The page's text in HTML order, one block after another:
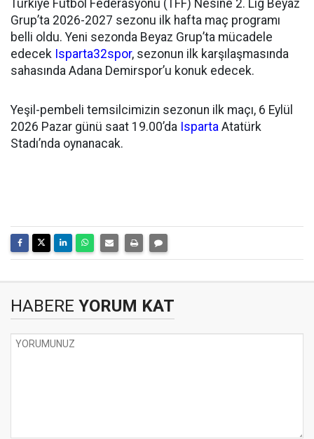
Türkiye Futbol Federasyonu (TFF) Nesine 2. Lig Beyaz
Grup’ta 2026-2027 sezonu ilk hafta maç programı
belli oldu. Yeni sezonda Beyaz Grup’ta mücadele
edecek Isparta32spor, sezonun ilk karşılaşmasında
sahasında Adana Demirspor’u konuk edecek.
Yeşil-pembeli temsilcimizin sezonun ilk maçı, 6 Eylül
2026 Pazar günü saat 19.00’da Isparta Atatürk
Stadı’nda oynanacak.
HABERE YORUM KAT